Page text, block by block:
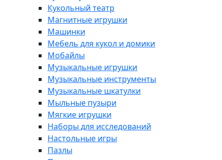
Кукольный театр
Магнитные игрушки
Машинки
Мебель для кукол и домики
Мобайлы
Музыкальные игрушки
Музыкальные инструменты
Музыкальные шкатулки
Мыльные пузыри
Мягкие игрушки
Наборы для исследований
Настольные игры
Пазлы